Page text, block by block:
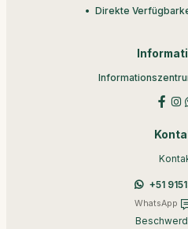
Direkte
+51
WhatsApp